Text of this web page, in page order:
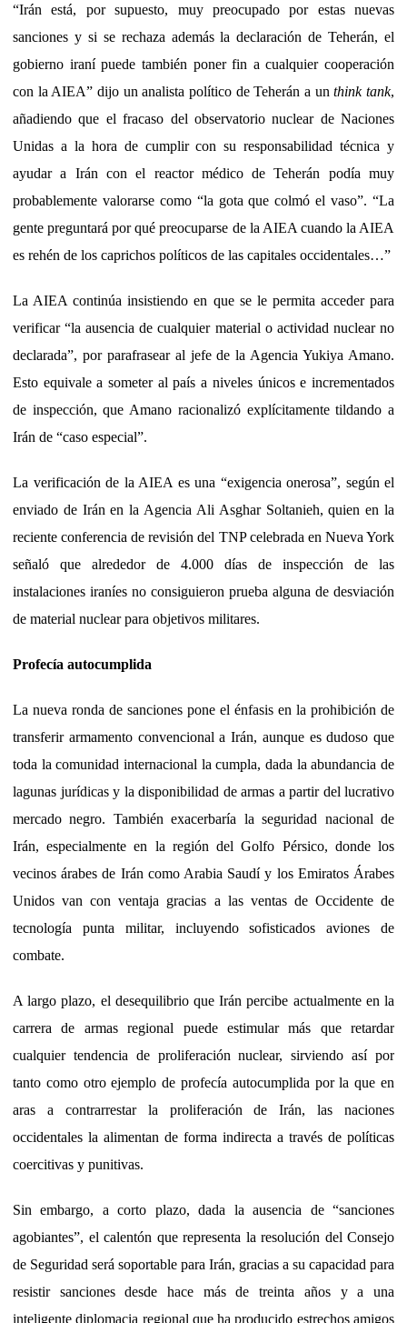
“Irán está, por supuesto, muy preocupado por estas nuevas
sanciones y si se rechaza además la declaración de Teherán, el
gobierno iraní puede también poner fin a cualquier cooperación
con la AIEA” dijo un analista político de Teherán a unthink tank,
añadiendo que el fracaso del observatorio nuclear de Naciones
Unidas a la hora de cumplir con su responsabilidad técnica y
ayudar a Irán con el reactor médico de Teherán podía muy
probablemente valorarse como “la gota que colmó el vaso”. “La
gente preguntará por qué preocuparse de la AIEA cuando la AIEA
es rehén de los caprichos políticos de las capitales occidentales…”
La AIEA continúa insistiendo en que se le permita acceder para
verificar “la ausencia de cualquier material o actividad nuclear no
declarada”, por parafrasear al jefe de la Agencia Yukiya Amano.
Esto equivale a someter al país a niveles únicos e incrementados
de inspección, que Amano racionalizó explícitamente tildando a
Irán de “caso especial”.
La verificación de la AIEA es una “exigencia onerosa”, según el
enviado de Irán en la Agencia Ali Asghar Soltanieh, quien en la
reciente conferencia de revisión del TNP celebrada en Nueva York
señaló que alrededor de 4.000 días de inspección de las
instalaciones iraníes no consiguieron prueba alguna de desviación
de material nuclear para objetivos militares.
Profecía autocumplida
La nueva ronda de sanciones pone el énfasis en la prohibición de
transferir armamento convencional a Irán, aunque es dudoso que
toda la comunidad internacional la cumpla, dada la abundancia de
lagunas jurídicas y la disponibilidad de armas a partir del lucrativo
mercado negro. También exacerbaría la seguridad nacional de
Irán, especialmente en la región del Golfo Pérsico, donde los
vecinos árabes de Irán como Arabia Saudí y los Emiratos Árabes
Unidos van con ventaja gracias a las ventas de Occidente de
tecnología punta militar, incluyendo sofisticados aviones de
combate.
A largo plazo, el desequilibrio que Irán percibe actualmente en la
carrera de armas regional puede estimular más que retardar
cualquier tendencia de proliferación nuclear, sirviendo así por
tanto como otro ejemplo de profecía autocumplida por la que en
aras a contrarrestar la proliferación de Irán, las naciones
occidentales la alimentan de forma indirecta a través de políticas
coercitivas y punitivas.
Sin embargo, a corto plazo, dada la ausencia de “sanciones
agobiantes”, el calentón que representa la resolución del Consejo
de Seguridad será soportable para Irán, gracias a su capacidad para
resistir sanciones desde hace más de treinta años y a una
inteligente diplomacia regional que ha producido estrechos amigos